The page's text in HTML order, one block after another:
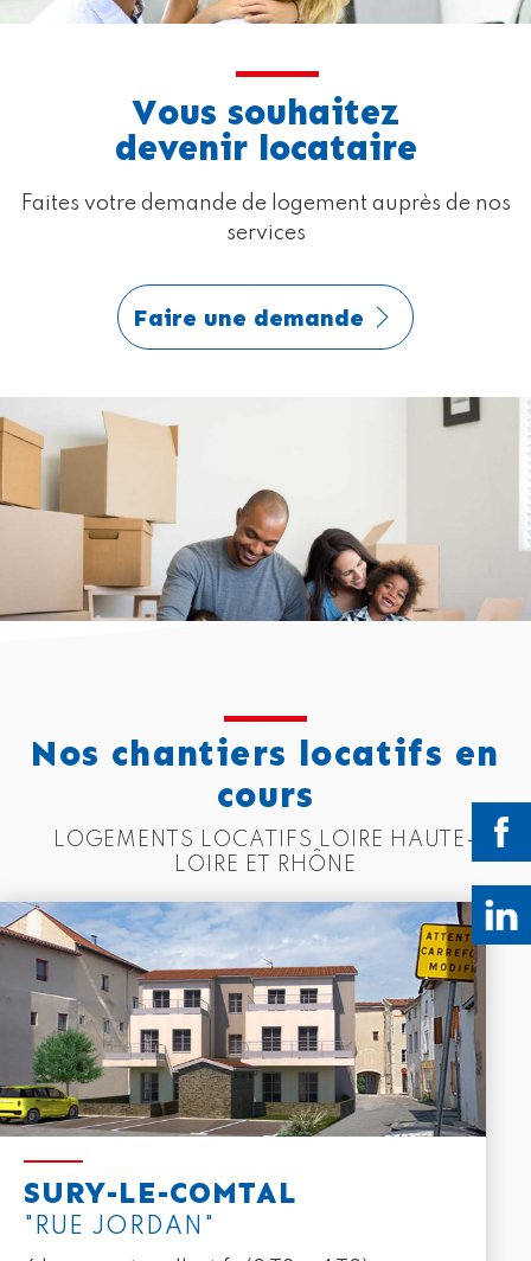
Vous souhaitez
devenir locataire
Faites votre demande de logement auprès de nos
services
Faire une demande
Nos chantiers locatifs en
cours
LOGEMENTS LOCATIFS LOIRE HAUTE-
LOIRE ET RHÔNE
SURY-LE-COMTAL
"RUE JORDAN"